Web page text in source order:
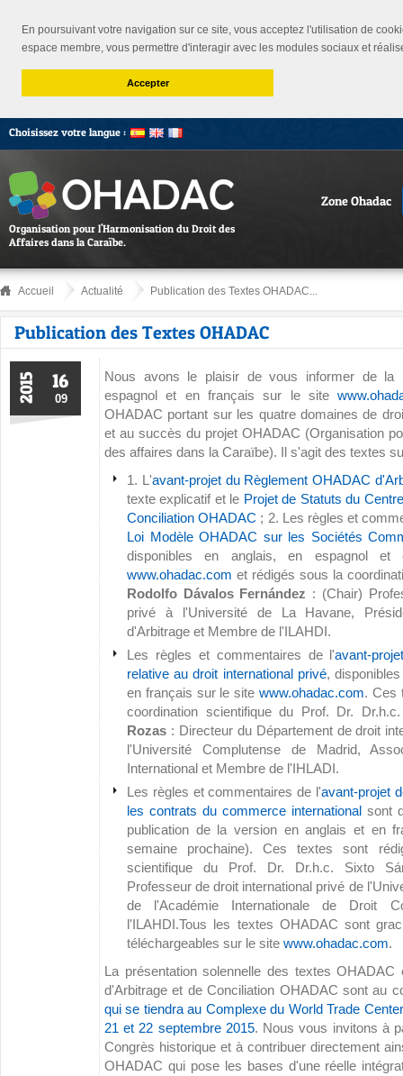
En poursuivant votre navigation sur ce site, vous acceptez l'utilisation de
espace membre, vous permettre d'interagir avec les modules sociaux et
Accepter
Choisissez votre langue :
Organisation pour l'Harmonisation du Droit des
Affaires dans la Caraïbe.
Zone Ohadac
Accueil Actualité Publication des Textes OHADAC...
Publication des Textes OHADAC
16
09
2015
Nous avons le plaisir de vous informer de la
espagnol et en français sur le site
OHADAC portant sur les quatre domaines de
et au succès du projet OHADAC (Organisation
des affaires dans la Caraïbe). Il s'agit des textes
1. L'avant-projet du Règlement OHADAC
texte explicatif et le Projet de Statuts du
Conciliation OHADAC ; 2. Les règles et
Loi Modèle OHADAC sur les Sociétés
disponibles en anglais, en espagnol
www.ohadac.com et rédigés sous la
Rodolfo Dávalos Fernández : (Chair)
privé à l'Université de La Havane,
d'Arbitrage et Membre de l'ILAHDI.
Les règles et commentaires de l'avant-
relative au droit international privé,
en français sur le sitewww.ohadac.com. Ces
coordination scientifique du Prof. Dr.
Rozas : Directeur du Département de droit
l'Université Complutense de Madrid,
International et Membre de l'IHLADI.
Les règles et commentaires de l'avant-projet
les contrats du commerce international sont
publication de la version en anglais et en
semaine prochaine). Ces textes sont
scientifique du Prof. Dr. Dr.h.c. Sixto
Professeur de droit international privé de
de l'Académie Internationale de Droit
l'ILAHDI.Tous les textes OHADAC sont
téléchargeables sur le site www.ohadac.com.
La présentation solennelle des textes
d'Arbitrage et de Conciliation OHADAC sont au
qui se tiendra au Complexe du World Trade
21 et 22 septembre 2015. Nous vous invitons à
Congrès historique et à contribuer directement
OHADAC qui pose les bases d'une réelle